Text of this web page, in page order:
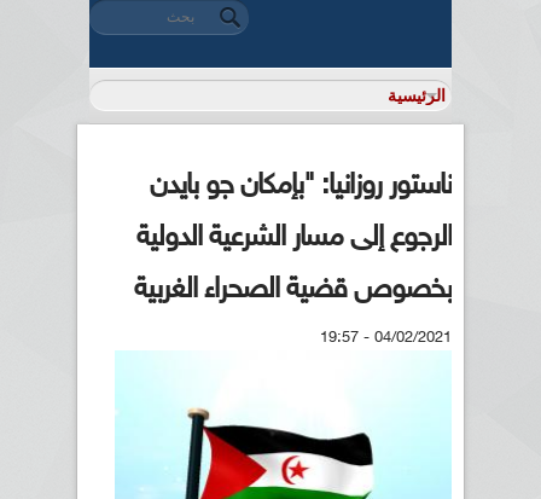
استمارة البحث
‏بحث ‏
ناستور روزانيا: "بإمكان جو بايدن
الرجوع إلى مسار الشرعية الدولية
بخصوص قضية الصحراء الغربية
04/02/2021 - 19:57